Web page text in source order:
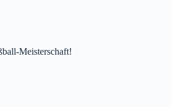
Meisterschaft!